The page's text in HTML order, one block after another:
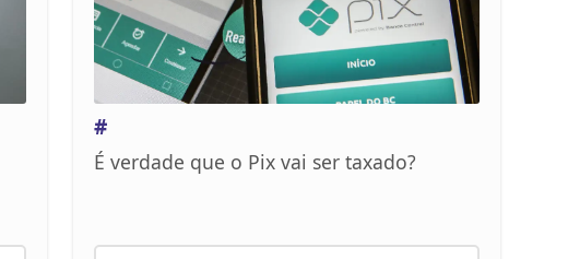
#
É verdade que o Pix vai ser taxado?